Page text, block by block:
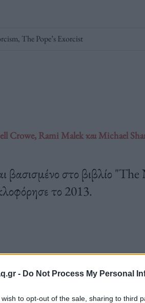
- Do Not Process My Personal
wish to opt-out of the sale, sharing to third
, The Pope’s Exorcist
Crowe, Rami Malek και Michael
βασισμένο στο βιβλίο
το 2013.